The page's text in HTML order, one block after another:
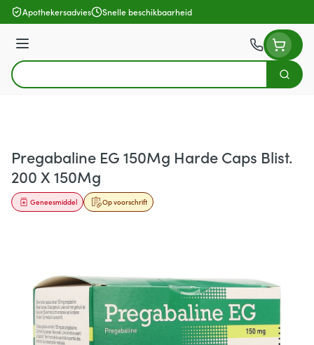
Ga naar de inhoud
Apothekersadvies Snelle beschikbaarheid
Menu
Product, merk, categorie...
Zoek
Pregabaline EG 150Mg Harde Caps Blist.
200 X 150Mg
Op voorschrift
Geneesmiddel